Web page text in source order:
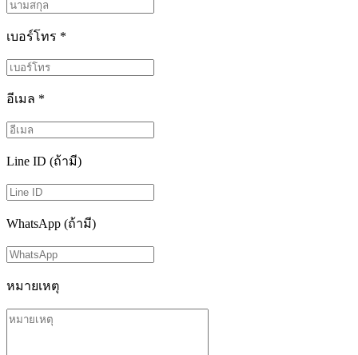
เบอร์โทร *
อีเมล *
Line ID (ถ้ามี)
WhatsApp (ถ้ามี)
หมายเหตุ